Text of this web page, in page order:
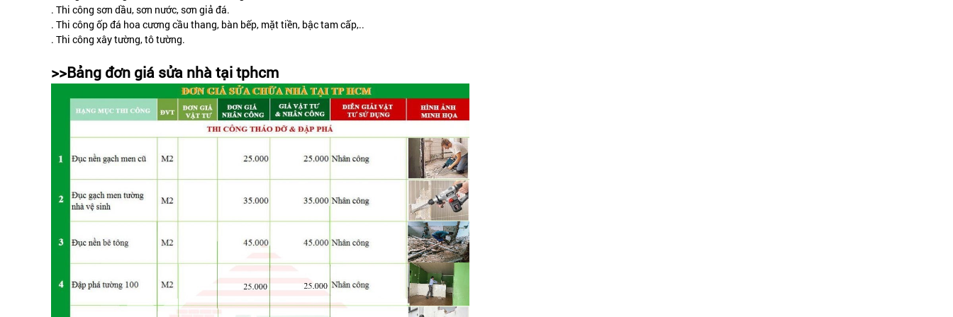
. Thi công sơn dầu, sơn nước, sơn giả đá.
. Thi công ốp đá hoa cương cầu thang, bàn bếp, mặt tiền, bậc tam cấp,..
. Thi công xây tường, tô tường.
>>Bảng đơn giá sửa nhà tại tphcm